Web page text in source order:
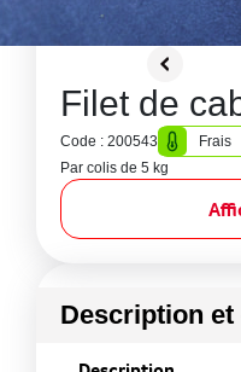
Filet de
Code : 200543
Frais
Par colis de 5 kg
Description